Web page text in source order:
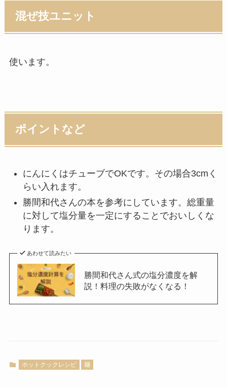
混ぜ技ユニット
使います。
ポイントなど
にんにくはチューブでOKです。その場合3cmく
らい入れます。
勝間和代さんの本を参考にしています。総重量
に対して塩分量を一定にすることでおいしくな
ります。
あわせて読みたい
勝間和代さん式の塩分濃度を解
説！料理の失敗がなくなる！
ホットクックレシピ 麺